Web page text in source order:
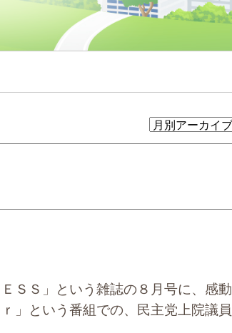
Ｓ」という雑誌の８月号に、感動
」という番組での、民主党上院議員